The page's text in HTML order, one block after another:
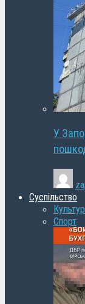
У
Суспільство
Спорт